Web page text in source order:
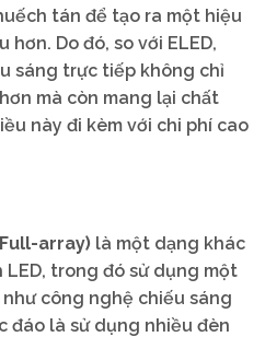
tán để tạo ra một hiệu
Do đó, so với ELED,
sáng trực tiếp không chỉ
mà còn mang lại chất
này đi kèm với chi phí cao
array) là một dạng khác
trong đó sử dụng một
công nghệ chiếu sáng
đáo là sử dụng nhiều đèn